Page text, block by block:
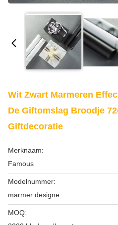
Wit Zwart Marmeren
De Giftomslag Broodje
Giftdecoratie
Merknaam:
Famous
Modelnummer:
marmer designe
MOQ: